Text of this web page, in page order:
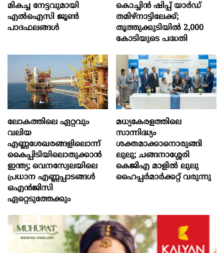
മികച്ച നേട്ടവുമായി
എൽഐസി ജൂൺ
പാദഫലങ്ങൾ
കൊച്ചിന്‍ ഷിപ്പ് യാർഡ്
തമിഴ്നാട്ടിലേക്ക്;
തൂത്തുക്കുടിയിൽ 2,000
കോടിയുടെ പദ്ധതി
ലോകത്തിലെ ഏറ്റവും
വലിയ
എണ്ണശേഖരങ്ങളിലൊന്ന്
കൈപ്പിടിയിലൊതുക്കാന്‍
ഇന്ത്യ; വെനസ്വേലയിലെ
പ്രധാന എണ്ണപ്പാടങ്ങള്‍
ഒഎന്‍ജിസി
ഏറ്റെടുത്തേക്കും
മധ്യകേരളത്തിലെ
സാന്നിദ്ധ്യം
ശക്തമാക്കാനൊരുങ്ങി
ലുലു; ചങ്ങനാശ്ശേരി
കെജിഎ മാളിൽ ലുലു
ഹൈപ്പർമാർക്കറ്റ് വരുന്നു